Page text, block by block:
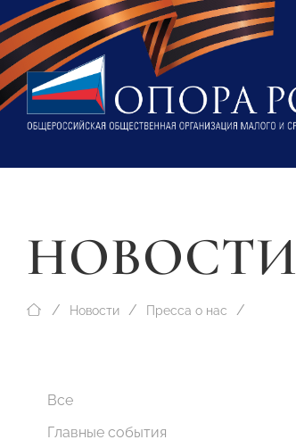
НОВОСТИ
Новости Пресса о нас
Все
Главные события